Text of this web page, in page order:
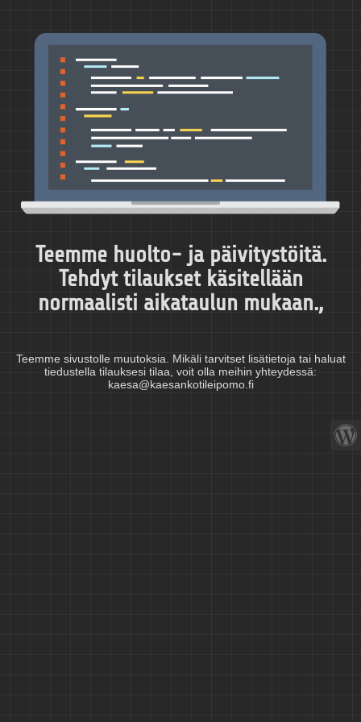
Teemme huolto- ja päivitystöitä.
Tehdyt tilaukset käsitellään
normaalisti aikataulun mukaan.,
Teemme sivustolle muutoksia. Mikäli tarvitset lisätietoja tai haluat
tiedustella tilauksesi tilaa, voit olla meihin yhteydessä:
kaesa@kaesankotileipomo.fi